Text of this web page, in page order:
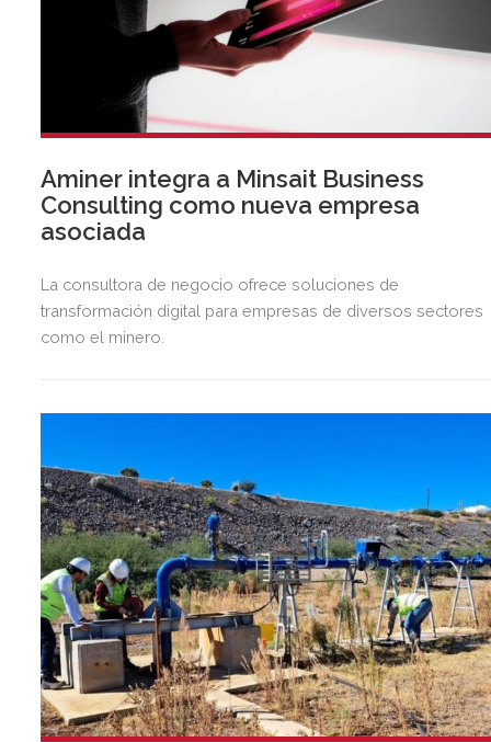
Aminer integra a Minsait Business
Consulting como nueva empresa
asociada
La consultora de negocio ofrece soluciones de
transformación digital para empresas de diversos sectores
como el minero.